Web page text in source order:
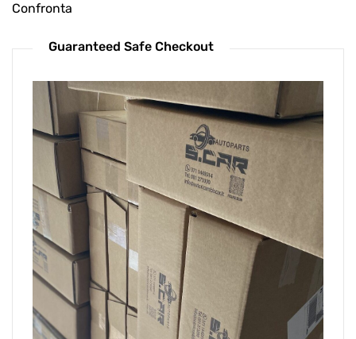
Confronta
Guaranteed Safe Checkout